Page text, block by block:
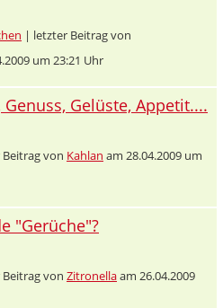
| letzter Beitrag von
um 23:21 Uhr
Gelüste, Appetit....
von Kahlan am 28.04.2009 um
"Gerüche"?
von Zitronellaam 26.04.2009